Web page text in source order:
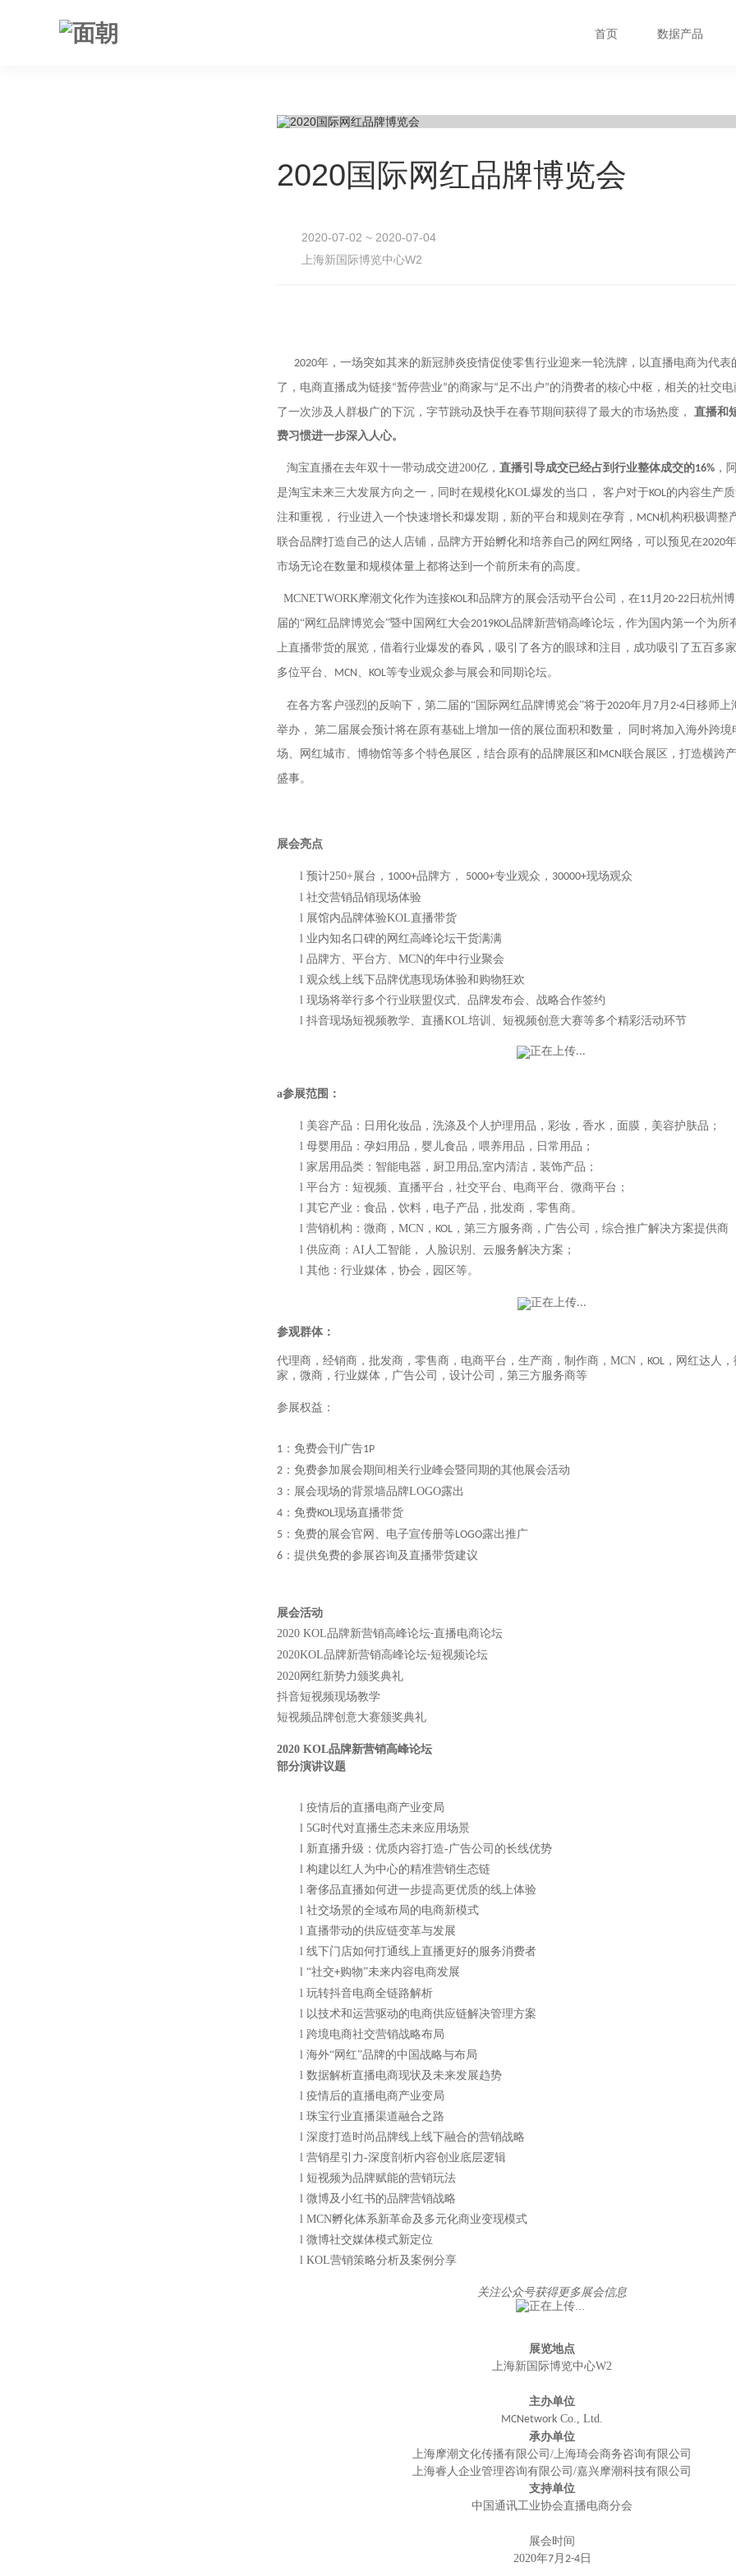
首页 数据产品
2020国际网红品牌博览会
2020-07-02 ~ 2020-07-04
上海新国际博览中心W2
2020年，一场突如其来的新冠肺炎疫情促使零售行业迎来一轮洗牌， 以直播电商为代表
了，电商直播成为链接“暂停营业”的商家与“足不出户”的消费者的核心中枢， 相关的社交电
了一次涉及人群极广的下沉，字节跳动及快手在春节期间获得了最大的市场热度，
直播和
费习惯进一步深入人心。
淘宝直播在去年双十一带动成交进200亿， 直播引导成交已经占到行业整体成交的16% ，
是淘宝未来三大发展方向之一，同时在规模化KOL爆发的当口， 客户对于KOL的内容生产
注和重视， 行业进入一个快速增长和爆发期，新的平台和规则在孕育， MCN机构积极调整
联合品牌打造自己的达人店铺，品牌方开始孵化和培养自己的网红网络，可以预见在2020
市场无论在数量和规模体量上都将达到一个前所未有的高度。
MCNETWORK摩潮文化作为连接KOL和品牌方的展会活动平台公司，在11月 20-22 日杭州
届的“网红品牌博览会”暨中国网红大会2019KOL品牌新营销高峰论坛，作为国内第一个为所
上直播带货的展览，借着行业爆发的春风，吸引了各方的眼球和注目，成功吸引了五百多
多位平台、 MCN、 KOL等专业观众参与展会和同期论坛。
在各方客户强烈的反响下，第二届的“国际网红品牌博览会”将于2020年月 7月 2-4 日移师上
举办， 第二届展会预计将在原有基础上增加一倍的展位面积和数量， 同时将加入海外跨境
场、网红城市、博物馆等多个特色展区，结合原有的品牌展区和 MCN联合展区，打造横跨
盛事。
展会亮点
l 预计250+展台， 1000+品牌方， 5000+专业观众， 30000+现场观众
l 社交营销品销现场体验
l 展馆内品牌体验KOL直播带货
l 业内知名口碑的网红高峰论坛干货满满
l 品牌方、平台方、 MCN的年中行业聚会
l 观众线上线下品牌优惠现场体验和购物狂欢
l 现场将举行多个行业联盟仪式、品牌发布会、战略合作签约
l 抖音现场短视频教学、直播KOL培训、短视频创意大赛等多个精彩活动环节
a参展范围：
l 美容产品：日用化妆品，洗涤及个人护理用品，彩妆，香水，面膜，美容护肤品；
l 母婴用品：孕妇用品，婴儿食品，喂养用品，日常用品；
l 家居用品类：智能电器，厨卫用品,室内清洁，装饰产品；
l 平台方：短视频、直播平台，社交平台、电商平台、微商平台；
l 其它产业：食品，饮料，电子产品，批发商，零售商。
l 营销机构：微商， MCN ， KOL ，第三方服务商，广告公司，综合推广解决方案提供商
l 供应商： AI 人工智能， 人脸识别、云服务解决方案；
l 其他：行业媒体，协会，园区等。
参观群体：
代理商，经销商，批发商，零售商，电商平台，生产商，制作商， MCN ， KOL ，网红达人
家，微商，行业媒体，广告公司，设计公司，第三方服务商等
参展权益：
1 ：免费会刊广告1P
2 ：免费参加展会期间相关行业峰会暨同期的其他展会活动
3 ：展会现场的背景墙品牌LOGO露出
4 ：免费KOL现场直播带货
5 ：免费的展会官网、电子宣传册等LOGO露出推广
6 ：提供免费的参展咨询及直播带货建议
展会活动
2020 KOL品牌新营销高峰论坛-直播电商论坛
2020KOL品牌新营销高峰论坛-短视频论坛
2020网红新势力颁奖典礼
抖音短视频现场教学
短视频品牌创意大赛颁奖典礼
2020 KOL品牌新营销高峰论坛
部分演讲议题
l 疫情后的直播电商产业变局
l 5G时代对直播生态未来应用场景
l 新直播升级：优质内容打造-广告公司的长线优势
l 构建以红人为中心的精准营销生态链
l 奢侈品直播如何进一步提高更优质的线上体验
l 社交场景的全域布局的电商新模式
l 直播带动的供应链变革与发展
l 线下门店如何打通线上直播更好的服务消费者
l “社交+购物”未来内容电商发展
l 玩转抖音电商全链路解析
l 以技术和运营驱动的电商供应链解决管理方案
l 跨境电商社交营销战略布局
l 海外“网红”品牌的中国战略与布局
l 数据解析直播电商现状及未来发展趋势
l 疫情后的直播电商产业变局
l 珠宝行业直播渠道融合之路
l 深度打造时尚品牌线上线下融合的营销战略
l 营销星引力-深度剖析内容创业底层逻辑
l 短视频为品牌赋能的营销玩法
l 微博及小红书的品牌营销战略
l MCN孵化体系新革命及多元化商业变现模式
l 微博社交媒体模式新定位
l KOL营销策略分析及案例分享
关注公众号获得更多展会信息
展览地点
上海新国际博览中心W2
主办单位
MCNetwork Co., Ltd.
承办单位
上海摩潮文化传播有限公司 /上海琦会商务咨询有限公司
上海睿人企业管理咨询有限公司 /嘉兴摩潮科技有限公司
支持单位
中国通讯工业协会直播电商分会
展会时间
2020年7月 2-4日